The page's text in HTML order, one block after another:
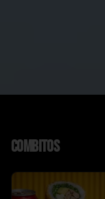
Combitos